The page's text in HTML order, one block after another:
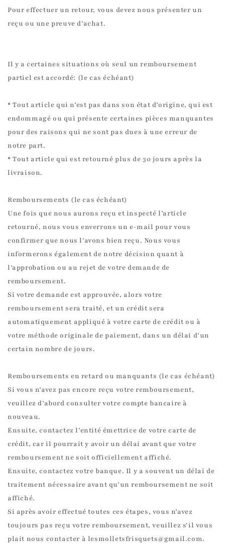
Pour effectuer un retour, vous devez nous présenter un
reçu ou une preuve d’achat.
Il y a certaines situations où seul un remboursement
partiel est accordé: (le cas échéant)
* Tout article qui n’est pas dans son état d’origine, qui est
endommagé ou qui présente certaines pièces manquantes
pour des raisons qui ne sont pas dues à une erreur de
notre part.
* Tout article qui est retourné plus de 30 jours après la
livraison.
Remboursements (le cas échéant)
Une fois que nous aurons reçu et inspecté l’article
retourné, nous vous enverrons un e-mail pour vous
confirmer que nous l’avons bien reçu. Nous vous
informerons également de notre décision quant à
l’approbation ou au rejet de votre demande de
remboursement.
Si votre demande est approuvée, alors votre
remboursement sera traité, et un crédit sera
automatiquement appliqué à votre carte de crédit ou à
votre méthode originale de paiement, dans un délai d’un
certain nombre de jours.
Remboursements en retard ou manquants (le cas échéant)
Si vous n’avez pas encore reçu votre remboursement,
veuillez d’abord consulter votre compte bancaire à
nouveau.
Ensuite, contactez l’entité émettrice de votre carte de
crédit, car il pourrait y avoir un délai avant que votre
remboursement ne soit officiellement affiché.
Ensuite, contactez votre banque. Il y a souvent un délai de
traitement nécessaire avant qu’un remboursement ne soit
affiché.
Si après avoir effectué toutes ces étapes, vous n’avez
toujours pas reçu votre remboursement, veuillez s’il vous
plait nous contacter à lesmolletsfrisquets@gmail.com.